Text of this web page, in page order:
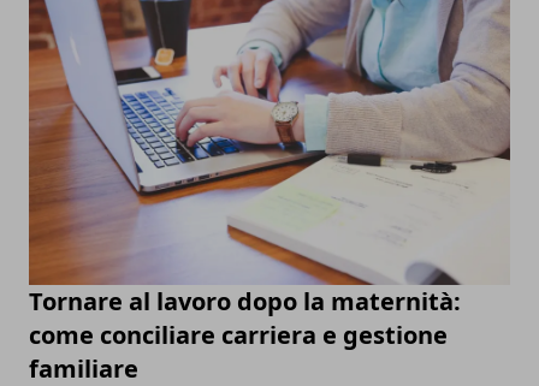
Tornare al lavoro dopo la maternità:
come conciliare carriera e gestione
familiare